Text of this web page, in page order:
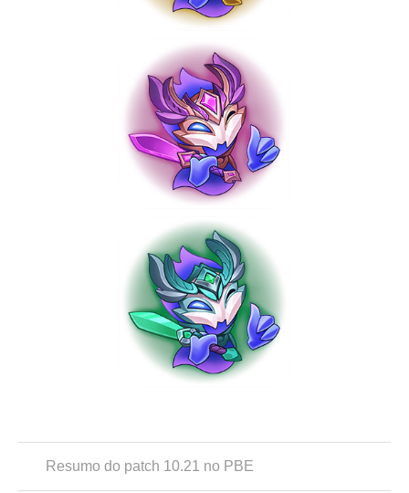
Resumo do patch 10.21 no PBE